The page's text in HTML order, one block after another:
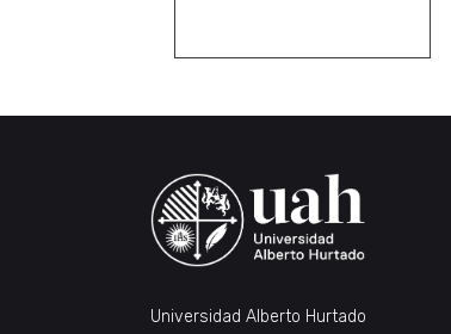
Universidad Alberto Hurtado